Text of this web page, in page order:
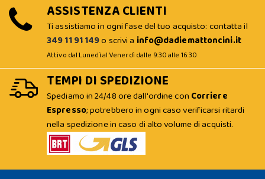
ASSISTENZA CLIENTI
Ti assistiamo in ogni fase del tuo acquisto: contatta il
349 11 91 149o scrivi a info@dadiemattoncini.it
Attivo dal Lunedì al Venerdì dalle 9:30 alle 16:30
TEMPI DI SPEDIZIONE
Spediamo in 24/48 ore dall'ordine con Corriere
Espresso; potrebbero in ogni caso verificarsi ritardi
nella spedizione in caso di alto volume di acquisti.